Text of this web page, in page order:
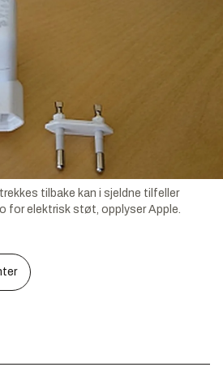
tilbake kan i sjeldne tilfeller
for elektrisk støt, opplyser Apple.